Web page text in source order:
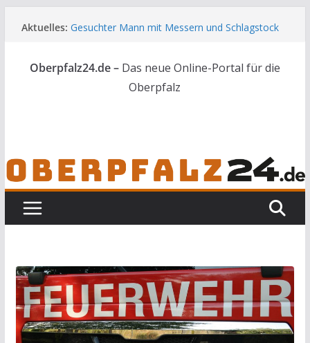
Inhalt
Aktuelles: Gesuchter Mann mit Messern und Schlagstock
Weiterbildungsabsolventen
[UPDATE] Drei Tote bei Unfall auf der A3
44 Nachwuchskräfte starten in die Zukunft der
Oberpfalz24.de – Das neue Online-Portal für die
Oberpfalz